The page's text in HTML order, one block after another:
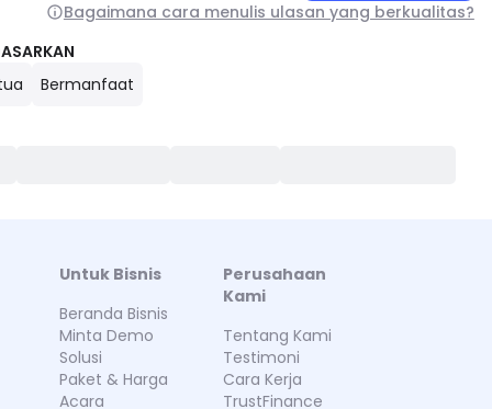
Bagaimana cara menulis ulasan yang berkualitas?
Bermanfaat
Untuk Bisnis
Beranda Bisnis
Minta Demo
Solusi
Paket & Harga
Acara
Perusahaan
Kami
Tentang Kami
Testimoni
Cara Kerja
TrustFinance